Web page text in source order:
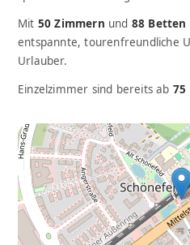
Mit 50 Zimmern und 88 Betten
entspannte, tourenfreundliche
Urlauber.
Einzelzimmer sind bereits ab 75